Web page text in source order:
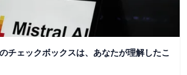
チェックボックスは、あなたが理解したこ